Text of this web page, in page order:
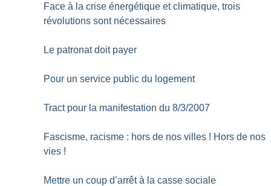
Face à la crise énergétique et climatique, trois
révolutions sont nécessaires
Le patronat doit payer
Pour un service public du logement
Tract pour la manifestation du 8/3/2007
Fascisme, racisme : hors de nos villes ! Hors de nos
vies !
Mettre un coup d’arrêt à la casse sociale